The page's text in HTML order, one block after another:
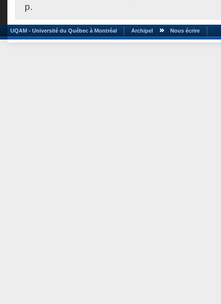
p.
UQAM - Université du Québec à Montréal Archipel Nous écrire